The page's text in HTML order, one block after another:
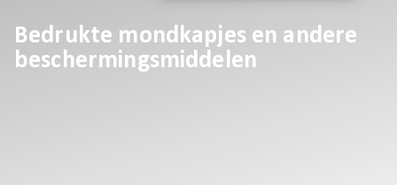
Bedrukte mondkapjes en andere
beschermingsmiddelen